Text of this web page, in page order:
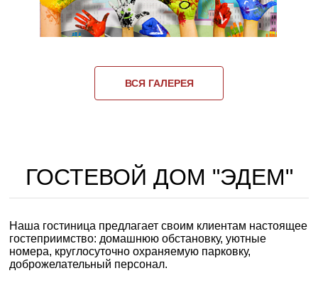
ВСЯ ГАЛЕРЕЯ
ГОСТЕВОЙ ДОМ "ЭДЕМ"
Наша гостиница предлагает своим клиентам настоящее
гостеприимство: домашнюю обстановку, уютные
номера, круглосуточно охраняемую парковку,
доброжелательный персонал.